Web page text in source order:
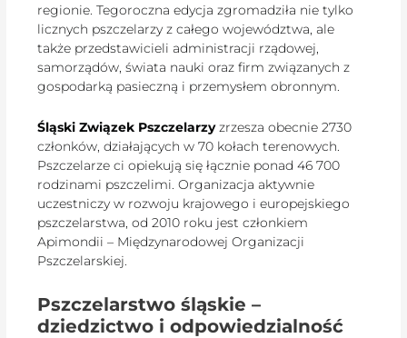
regionie. Tegoroczna edycja zgromadziła nie tylko
licznych pszczelarzy z całego województwa, ale
także przedstawicieli administracji rządowej,
samorządów, świata nauki oraz firm związanych z
gospodarką pasieczną i przemysłem obronnym.
Śląski Związek Pszczelarzyzrzesza obecnie 2730
członków, działających w 70 kołach terenowych.
Pszczelarze ci opiekują się łącznie ponad 46 700
rodzinami pszczelimi. Organizacja aktywnie
uczestniczy w rozwoju krajowego i europejskiego
pszczelarstwa, od 2010 roku jest członkiem
Apimondii – Międzynarodowej Organizacji
Pszczelarskiej.
Pszczelarstwo śląskie –
dziedzictwo i odpowiedzialność